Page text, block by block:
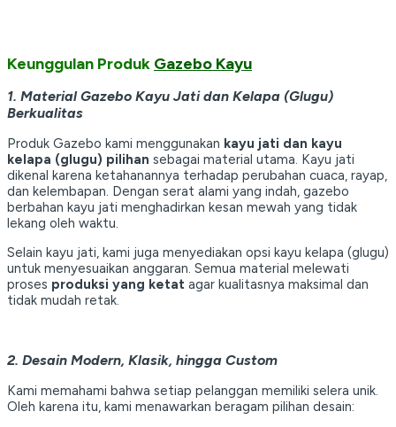
Keunggulan Produk Gazebo Kayu
1. Material Gazebo Kayu Jati dan Kelapa (Glugu)
Berkualitas
Produk Gazebo kami menggunakan kayu jati dan kayu
kelapa (glugu) pilihan sebagai material utama. Kayu jati
dikenal karena ketahanannya terhadap perubahan cuaca, rayap,
dan kelembapan. Dengan serat alami yang indah, gazebo
berbahan kayu jati menghadirkan kesan mewah yang tidak
lekang oleh waktu.
Selain kayu jati, kami juga menyediakan opsi kayu kelapa (glugu)
untuk menyesuaikan anggaran. Semua material melewati
proses produksi yang ketat agar kualitasnya maksimal dan
tidak mudah retak.
2. Desain Modern, Klasik, hingga Custom
Kami memahami bahwa setiap pelanggan memiliki selera unik.
Oleh karena itu, kami menawarkan beragam pilihan desain: